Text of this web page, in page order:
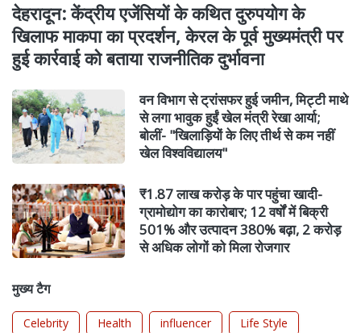
देहरादून: केंद्रीय एजेंसियों के कथित दुरुपयोग के
खिलाफ माकपा का प्रदर्शन, केरल के पूर्व मुख्यमंत्री पर
हुई कार्रवाई को बताया राजनीतिक दुर्भावना
वन विभाग से ट्रांसफर हुई जमीन, मिट्टी माथे
से लगा भावुक हुईं खेल मंत्री रेखा आर्या;
बोलीं- "खिलाड़ियों के लिए तीर्थ से कम नहीं
खेल विश्वविद्यालय"
₹1.87 लाख करोड़ के पार पहुंचा खादी-
ग्रामोद्योग का कारोबार; 12 वर्षों में बिक्री
501% और उत्पादन 380% बढ़ा, 2 करोड़
से अधिक लोगों को मिला रोजगार
मुख्य टैग
Celebrity Health influencer
Life Style